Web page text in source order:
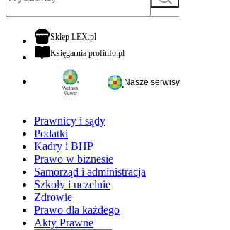
Sklep LEX.plotwiera się w nowej karcie
Księgarnia profinfo.plotwiera się w nowej karcie
Nasze serwisy
Prawnicy i sądy
Podatki
Kadry i BHP
Prawo w biznesie
Samorząd i administracja
Szkoły i uczelnie
Zdrowie
Prawo dla każdego
Akty Prawne